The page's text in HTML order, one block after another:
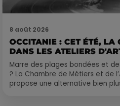
8 août 2026
OCCITANIE : CET ÉTÉ, LA
DANS LES ATELIERS
Marre des plages bondées et
? La Chambre de Métiers et de
propose une alternative bien